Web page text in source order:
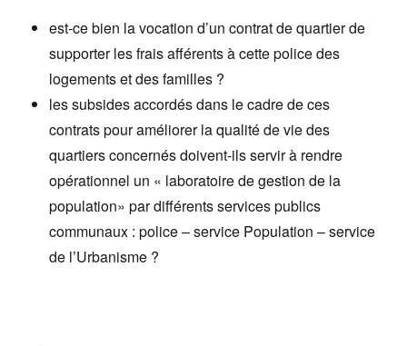
est-ce bien la vocation d’un contrat de quartier de
supporter les frais afférents à cette police des
logements et des familles ?
les subsides accordés dans le cadre de ces
contrats pour améliorer la qualité de vie des
quartiers concernés doivent-ils servir à rendre
opérationnel un « laboratoire de gestion de la
population» par différents services publics
communaux : police – service Population – service
de l’Urbanisme ?